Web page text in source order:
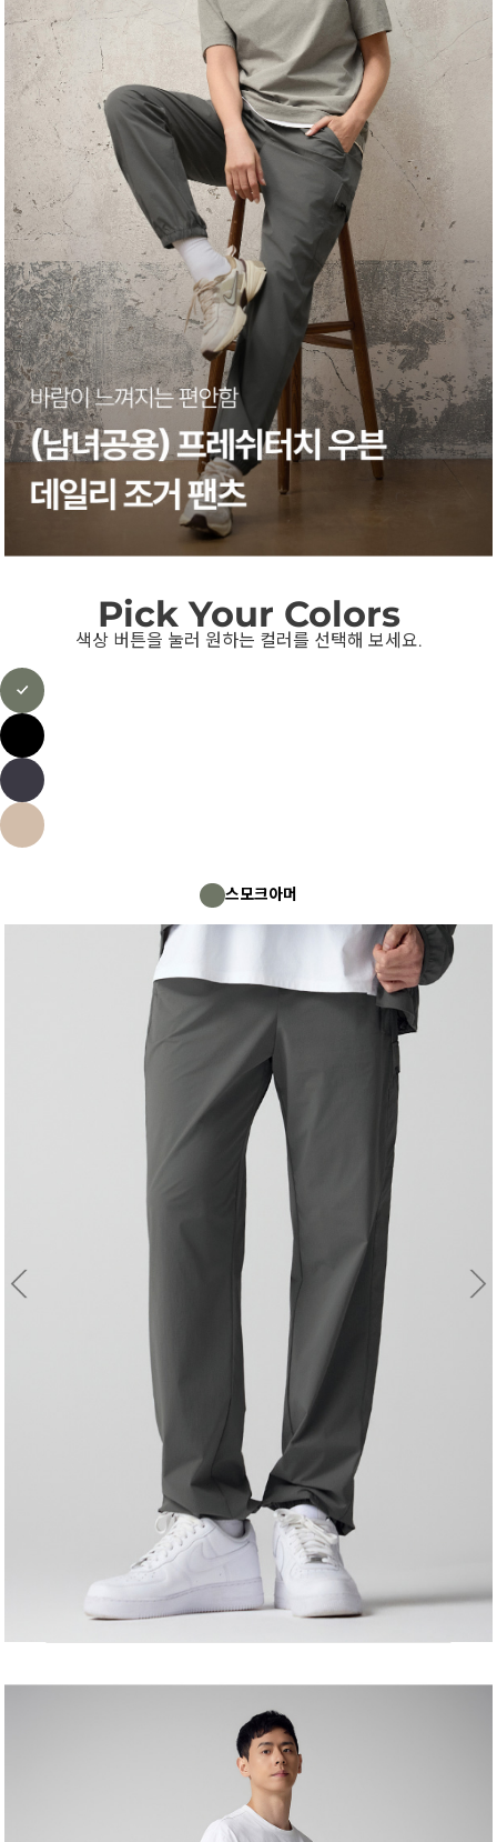
Pick Your Colors
색상 버튼을 눌러 원하는 컬러를 선택해 보세요.
스모크아머